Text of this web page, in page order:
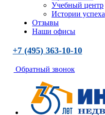
Учебный центр
Истории успеха
Отзывы
Наши офисы
+7 (495) 363-10-10
Обратный звонок